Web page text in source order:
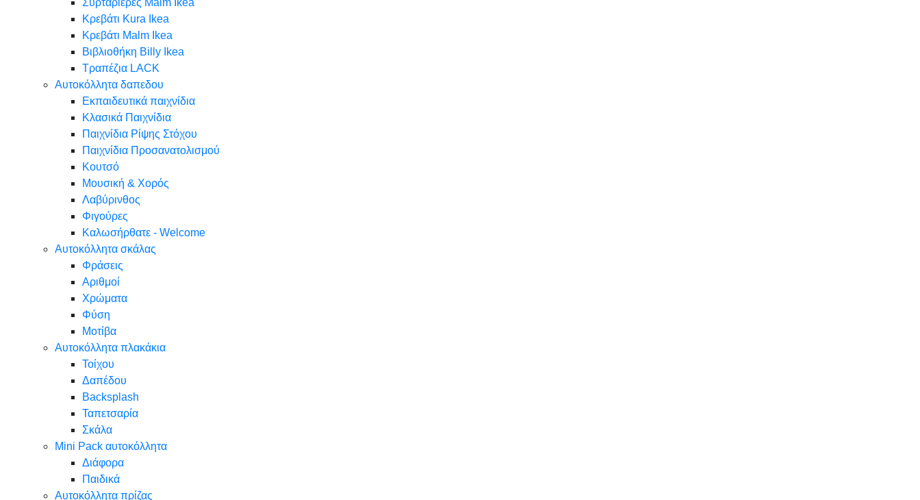
Συρταριέρες Malm Ikea
Κρεβάτι Kura Ikea
Κρεβάτι Malm Ikea
Βιβλιοθήκη Billy Ikea
Τραπέζια LACK
Αυτοκόλλητα δαπεδου
Εκπαιδευτικά παιχνίδια
Κλασικά Παιχνίδια
Παιχνίδια Ρίψης Στόχου
Παιχνίδια Προσανατολισμού
Κουτσό
Μουσική & Χορός
Λαβύρινθος
Φιγούρες
Καλωσήρθατε - Welcome
Αυτοκόλλητα σκάλας
Φράσεις
Αριθμοί
Χρώματα
Φύση
Μοτίβα
Αυτοκόλλητα πλακάκια
Τοίχου
Δαπέδου
Backsplash
Ταπετσαρία
Σκάλα
Mini Pack αυτοκόλλητα
Διάφορα
Παιδικά
Αυτοκόλλητα πρίζας